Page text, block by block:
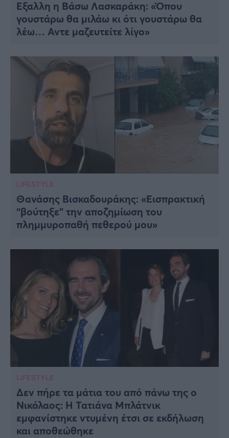
Έξαλλη η Βάσω Λασκαράκη: «Όπου
γουστάρω θα μιλάω κι ότι γουστάρω θα
λέω… Αντε μαζευτείτε λίγο»
LIFESTYLE
Θανάσης Βισκαδουράκης: «Εισπρακτική
“βούτηξε” την αποζημίωση του
πλημμυροπαθή πεθερού μου»
LIFESTYLE
Δεν πήρε τα μάτια του από πάνω της ο
Νικόλαος: Η Τατιάνα Μπλάτνικ
εμφανίστηκε ντυμένη έτσι σε εκδήλωση
και αποθεώθηκε